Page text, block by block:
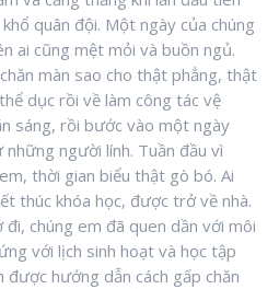
quân đội. Một ngày của chúng
ai cũng mệt mỏi và buồn ngủ.
màn sao cho thật phẳng, thật
dục rồi về làm công tác vệ
sáng, rồi bước vào một ngày
người lính. Tuần đầu vì
thời gian biểu thật gò bó. Ai
thúc khóa học, được trở về nhà.
chúng em đã quen dần với môi
với lịch sinh hoạt và học tập
được hướng dẫn cách gấp chăn